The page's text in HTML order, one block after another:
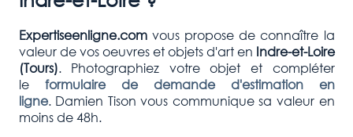
Expertiseenligne.comvous propose de connaître la
valeur de vos oeuvres et objets d'art en Indre-et-Loire
(Tours). Photographiez votre objet et compléter
le formulaire de demande d'estimation en
ligne. Damien Tison vous communique sa valeur en
moins de 48h.